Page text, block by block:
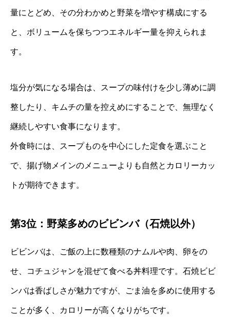
量にとどめ、その分わかめと野菜を増やす構成にする
と、ボリュームを保ちつつエネルギー量を抑えられま
す。
塩分が気になる場合は、スープの味付けを少し薄めに調
整したり、キムチの量を控えめにすることで、無理なく
継続しやすい食事になります。
外食時には、スープものを中心にした定食を選ぶこと
で、揚げ物メインのメニューよりも自然とカロリーカッ
トが期待できます。
第3位：野菜多めのビビンバ（石焼以外）
ビビンバは、ご飯の上に数種類のナムルや肉、卵をの
せ、コチュジャンを混ぜて食べる丼料理です。石焼ビビ
ンバは香ばしさが魅力ですが、ごま油を多めに使用する
ことが多く、カロリーが高くなりがちです。